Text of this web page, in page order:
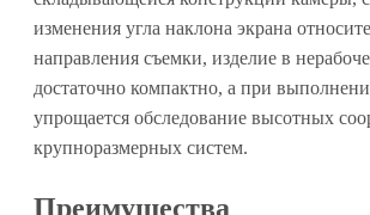
изменения угла наклона экрана
направления съемки, изделие в
достаточно компактно, а при
упрощается обследование высотных
крупноразмерных систем.
Преимущества